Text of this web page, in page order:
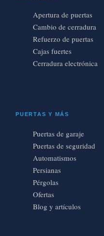
Apertura de puertas
Cambio de cerradura
Refuerzo de puertas
Cajas fuertes
Cerradura electrónica
PUERTAS Y MÁS
Puertas de garaje
Puertas de seguridad
Automatismos
Persianas
Pérgolas
Ofertas
Blog y artículos